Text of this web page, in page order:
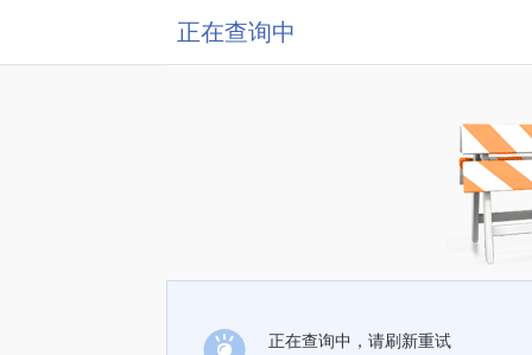
正在查询中
正在查询中，请刷新重试